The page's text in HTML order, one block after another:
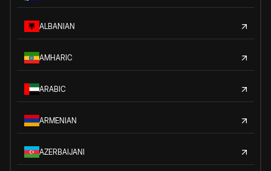
ALBANIAN
AMHARIC
ARABIC
ARMENIAN
AZERBAIJANI